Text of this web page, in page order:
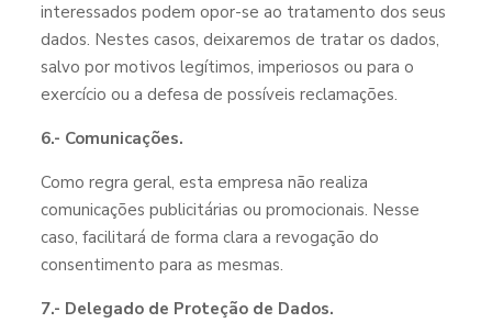
interessados podem opor-se ao tratamento dos seus
dados. Nestes casos, deixaremos de tratar os dados,
salvo por motivos legítimos, imperiosos ou para o
exercício ou a defesa de possíveis reclamações.
6.- Comunicações.
Como regra geral, esta empresa não realiza
comunicações publicitárias ou promocionais. Nesse
caso, facilitará de forma clara a revogação do
consentimento para as mesmas.
7.- Delegado de Proteção de Dados.